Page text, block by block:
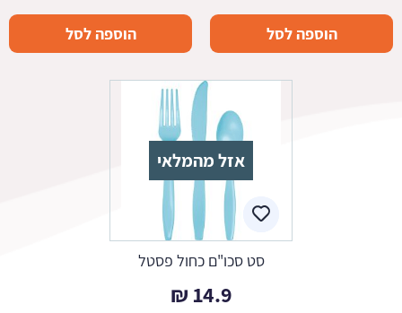
הוספה לסל הוספה לסל
אזל מהמלאי
סט סכו"ם כחול פסטל
14.9
₪